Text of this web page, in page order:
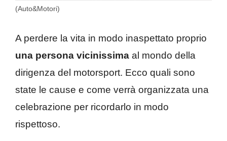
(Auto&Motori)
A perdere la vita in modo inaspettato proprio
una persona vicinissima al mondo della
dirigenza del motorsport. Ecco quali sono
state le cause e come verrà organizzata una
celebrazione per ricordarlo in modo
rispettoso.